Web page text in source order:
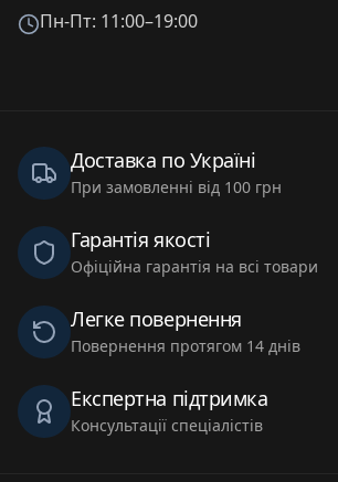
Пн-Пт: 11:00–19:00
Доставка по Україні
При замовленні від 100 грн
Гарантія якості
Офіційна гарантія на всі товари
Легке повернення
Повернення протягом 14 днів
Експертна підтримка
Консультації спеціалістів